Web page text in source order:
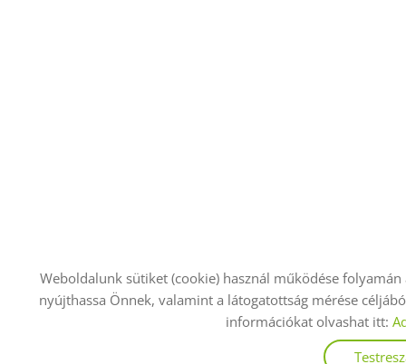
Weboldalunk sütiket (cookie) használ működése
nyújthassa Önnek, valamint a látogatottság mérése
információkat olvashat itt: